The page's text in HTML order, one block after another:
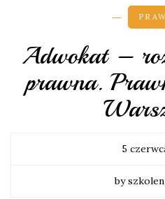
Adwokat –
prawna.
5
by